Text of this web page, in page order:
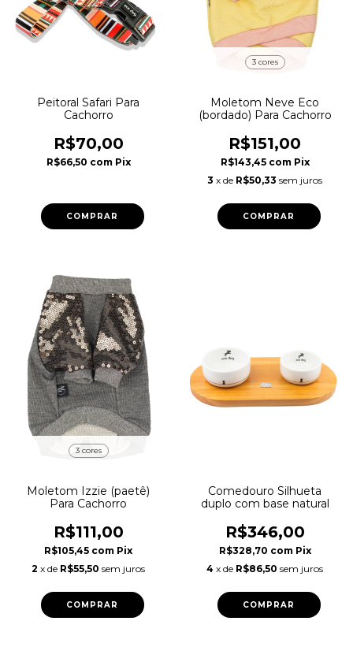
Peitoral Safari Para
Cachorro
R$70,00
R$66,50 com Pix
COMPRAR
3 cores
Moletom Neve Eco
(bordado) Para Cachorro
R$151,00
R$143,45 com Pix
3 x de R$50,33 sem juros
COMPRAR
3 cores
Moletom Izzie (paetê)
Para Cachorro
R$111,00
R$105,45 com Pix
2 x de R$55,50 sem juros
COMPRAR
Comedouro Silhueta
duplo com base natural
R$346,00
R$328,70 com Pix
4 x de R$86,50 sem juros